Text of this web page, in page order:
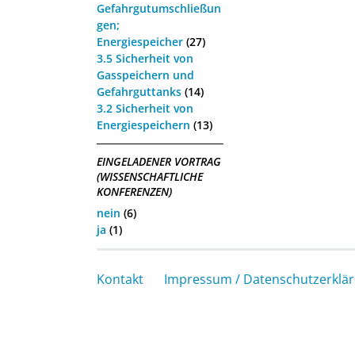
Gefahrgutumschließun
gen;
Energiespeicher (27)
3.5 Sicherheit von
Gasspeichern und
Gefahrguttanks (14)
3.2 Sicherheit von
Energiespeichern (13)
EINGELADENER VORTRAG
(WISSENSCHAFTLICHE
KONFERENZEN)
nein (6)
ja (1)
Kontakt Impressum /